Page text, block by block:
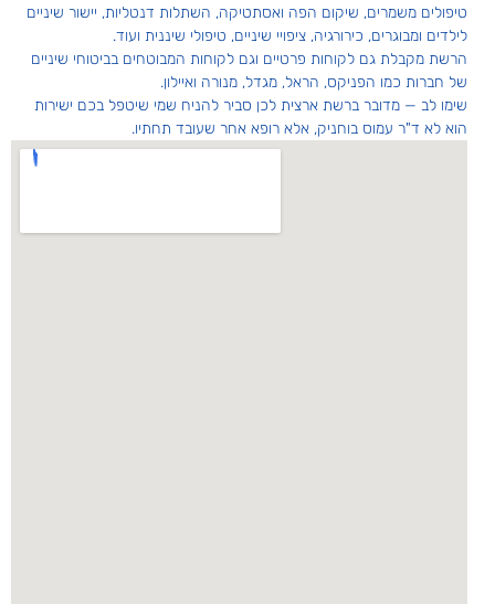
טיפולים משמרים, שיקום הפה ואסתטיקה, השתלות דנטליות, יישור שיניים
לילדים ומבוגרים, כירורגיה, ציפויי שיניים, טיפולי שיננית ועוד.
הרשת מקבלת גם לקוחות פרטיים וגם לקוחות המבוטחים בביטוחי שיניים
של חברות כמו הפניקס, הראל, מגדל, מנורה ואיילון.
שימו לב — מדובר ברשת ארצית לכן סביר להניח שמי שיטפל בכם ישירות
הוא לא ד"ר עמוס בוחניק, אלא רופא אחר שעובד תחתיו.